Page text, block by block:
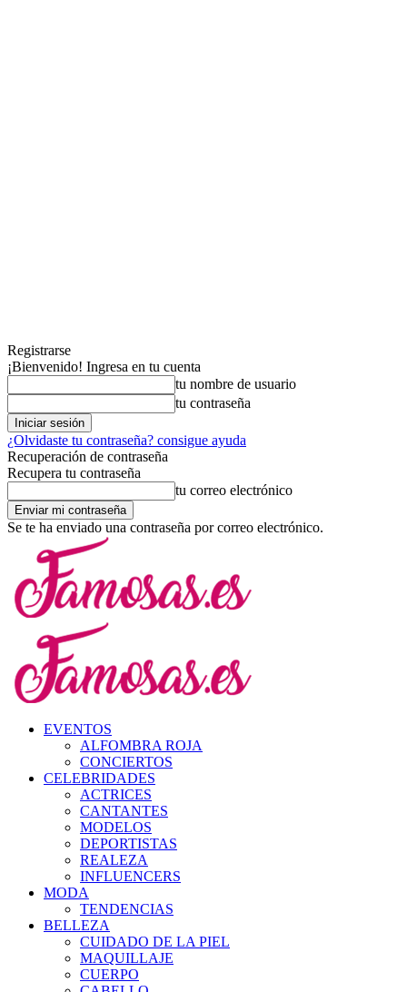
Registrarse
¡Bienvenido! Ingresa en tu cuenta
tu nombre de usuario
tu contraseña
¿Olvidaste tu contraseña? consigue ayuda
Recuperación de contraseña
Recupera tu contraseña
tu correo electrónico
Se te ha enviado una contraseña por correo electrónico.
EVENTOS
ALFOMBRA ROJA
CONCIERTOS
CELEBRIDADES
ACTRICES
CANTANTES
MODELOS
DEPORTISTAS
REALEZA
INFLUENCERS
MODA
TENDENCIAS
BELLEZA
CUIDADO DE LA PIEL
MAQUILLAJE
CUERPO